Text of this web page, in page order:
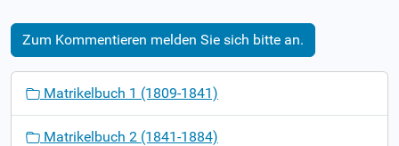
Zum Kommentieren melden Sie sich bitte an.
Matrikelbuch 1 (1809-1841)
Matrikelbuch 2 (1841-1884)